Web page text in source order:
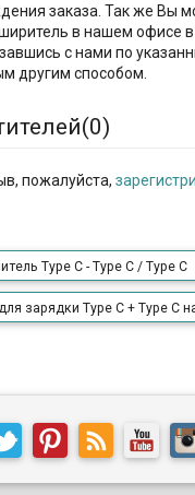
заказа. Так же Вы
в нашем офисе
с нами по
другим способом.
0)
пожалуйста,
Type C - Type C / Type C
зарядки Type C + Type C